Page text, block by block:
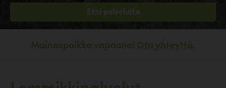
Mainospaikka vapaana! Ota yhteyttä.